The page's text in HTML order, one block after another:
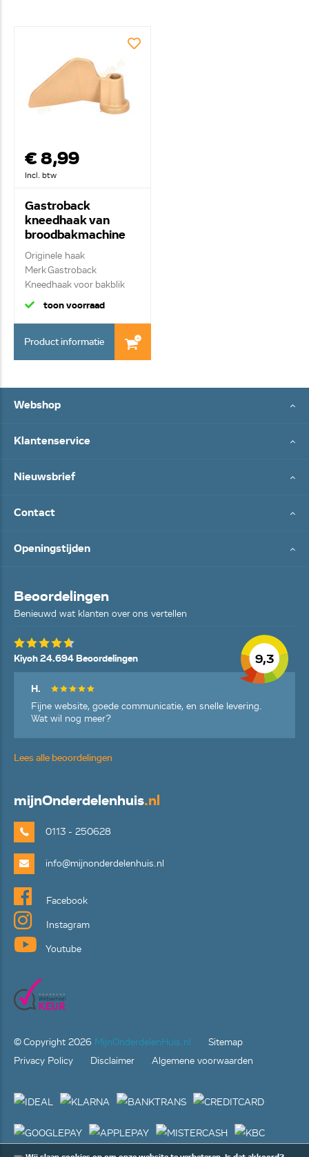
€ 8,99
Incl. btw
Gastroback
kneedhaak van
broodbakmachine
90724
Originele haak
Merk Gastroback
Kneedhaak voor bakblik
toon voorraad
Product informatie
Webshop
Klantenservice
Nieuwsbrief
Contact
Openingstijden
Beoordelingen
Benieuwd wat klanten over ons vertellen
9,3
Kiyoh 24.694 Beoordelingen
H.
Fijne website, goede communicatie, en snelle levering.
Wat wil nog meer?
Lees alle beoordelingen
mijnOnderdelenhuis.nl
0113 - 250628
info@mijnonderdelenhuis.nl
Facebook
Instagram
Youtube
© Copyright 2026 MijnOnderdelenHuis.nl
Sitemap
Privacy Policy
Disclaimer Algemene voorwaarden